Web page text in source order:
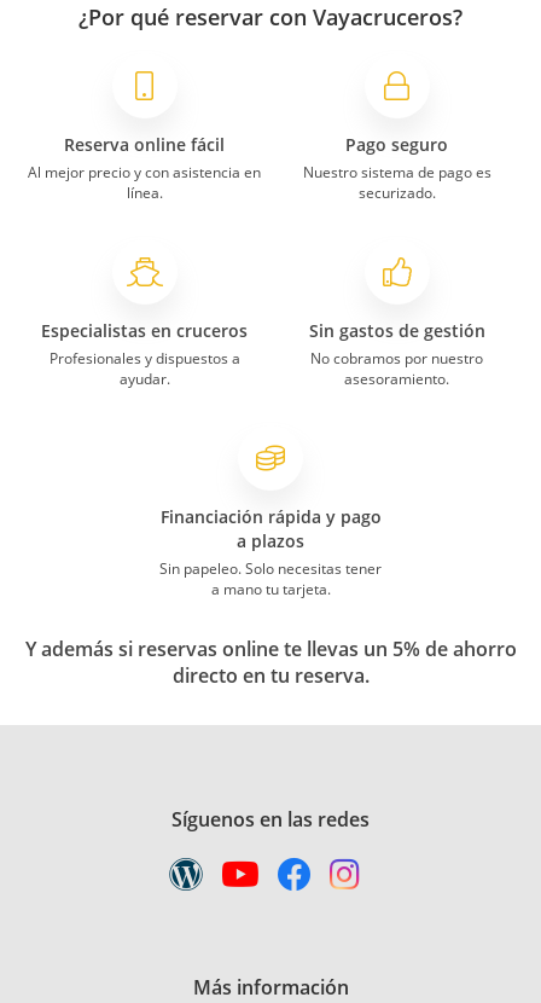
¿Por qué reservar con Vayacruceros?
Reserva online fácil
Al mejor precio y con asistencia en
línea.
Pago seguro
Nuestro sistema de pago es
securizado.
Especialistas en cruceros
Profesionales y dispuestos a
ayudar.
Sin gastos de gestión
No cobramos por nuestro
asesoramiento.
Financiación rápida y pago
a plazos
Sin papeleo. Solo necesitas tener
a mano tu tarjeta.
Y además si reservas online te llevas un 5% de ahorro
directo en tu reserva.
Síguenos en las redes
Más información